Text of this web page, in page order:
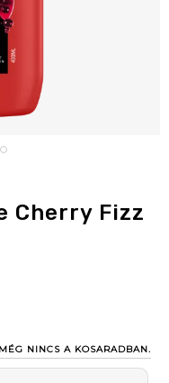
Cherry Fizz
NINCS A KOSARADBAN.